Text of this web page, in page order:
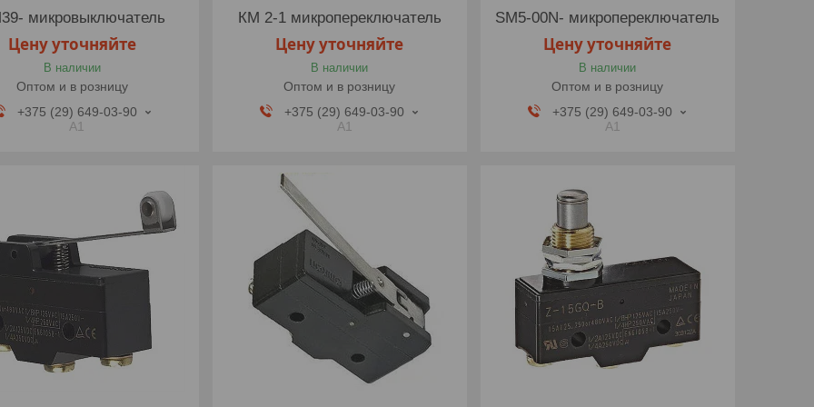
микровыключатель
Цену уточняйте
В наличии
Оптом и в розницу
+375 (29) 649-03-90
A1
КМ 2-1 микропереключатель
Цену уточняйте
В наличии
Оптом и в розницу
+375 (29) 649-03-90
A1
SM5-00N- микропереключатель
Цену уточняйте
В наличии
Оптом и в розницу
+375 (29) 649-03-90
A1